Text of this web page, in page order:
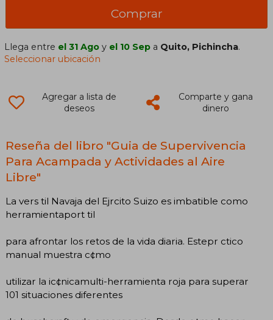
Comprar
Llega entre el 31 Ago y el 10 Sep a Quito, Pichincha.
Seleccionar ubicación
Agregar a lista de
deseos
Comparte y gana
dinero
Reseña del libro "Guia de Supervivencia
Para Acampada y Actividades al Aire
Libre"
La vers til Navaja del Ejrcito Suizo es imbatible como
herramientaport til
para afrontar los retos de la vida diaria. Estepr ctico
manual muestra c¢mo
utilizar la ic¢nicamulti-herramienta roja para superar
101 situaciones diferentes